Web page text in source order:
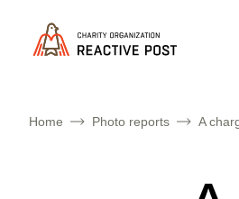
Home Photo reports A